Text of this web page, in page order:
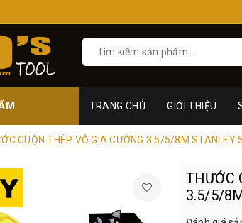
TRANG CHỦ GIỚI THIỆU
CUỘN THÉP VỎ GIA CƯỜNG 3.5/5/8M
THƯỚC
3.5/5/